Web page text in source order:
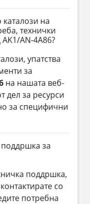
на
технички
AN-4A86?
упатства
за
на нашата веб-
дел за ресурси
за специфични
за
поддршка,
со
потребна